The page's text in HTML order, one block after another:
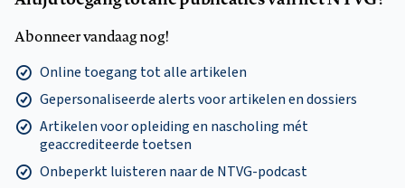
Abonneer vandaag nog!
Online toegang tot alle artikelen
Gepersonaliseerde alerts voor artikelen en dossiers
Artikelen voor opleiding en nascholing mét
geaccrediteerde toetsen
Onbeperkt luisteren naar de NTVG-podcast